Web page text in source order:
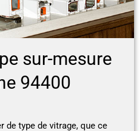
sur-mesure
94400
de type de vitrage, que ce